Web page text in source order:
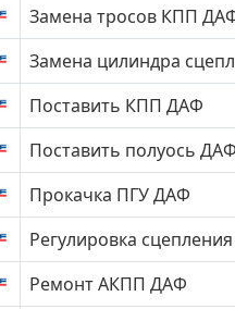
Замена тросов КПП
Замена цилиндра
Поставить КПП ДАФ
Поставить полуось ДАФ
Прокачка ПГУ ДАФ
Регулировка
Ремонт АКПП ДАФ